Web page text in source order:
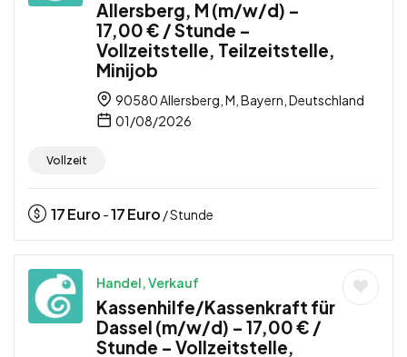
Allersberg, M (m/w/d) –
17,00 € / Stunde –
Vollzeitstelle, Teilzeitstelle,
Minijob
90580 Allersberg, M, Bayern, Deutschland
01/08/2026
Vollzeit
17Euro -17Euro / Stunde
Handel, Verkauf
Kassenhilfe/Kassenkraft für
Dassel (m/w/d) – 17,00 € /
Stunde – Vollzeitstelle,